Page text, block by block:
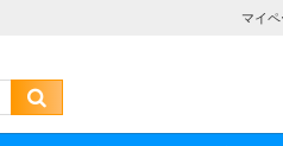
マイペ